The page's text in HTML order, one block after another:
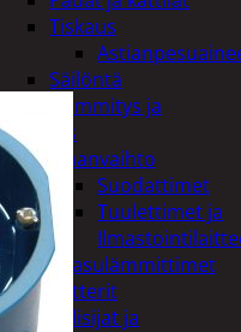
Tiskaus
Säilöntä
Kodin lämmitys ja
tuuletus
Ilmanvaihto
Suodattimet
Tuulettimet ja
Kaasulämmittimet
Patterit
Tulisijat ja